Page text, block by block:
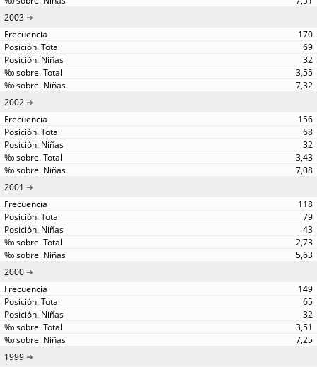
2003
170
69
32
3,55
7,32
2002
156
68
32
3,43
7,08
2001
118
79
43
2,73
5,63
2000
149
65
32
3,51
7,25
1999